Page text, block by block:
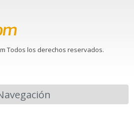
Todos los derechos reservados.